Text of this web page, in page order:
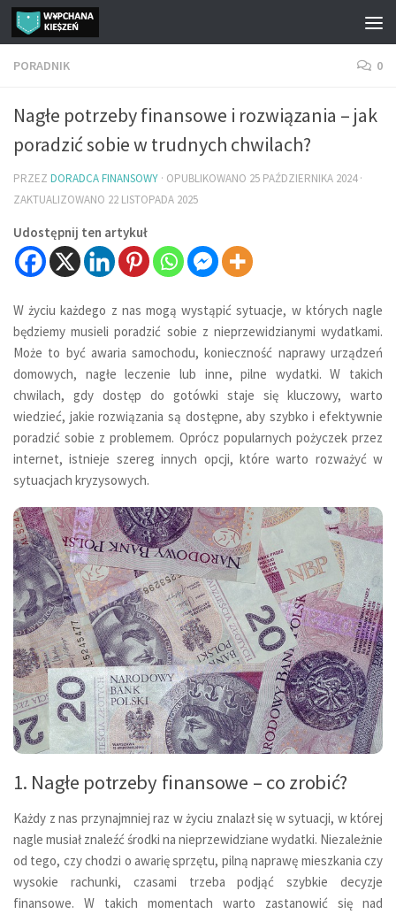
Przejdź do treści
PORADNIK 0
Nagłe potrzeby finansowe i rozwiązania – jak
poradzić sobie w trudnych chwilach?
PRZEZ DORADCA FINANSOWY · OPUBLIKOWANO 25 PAŹDZIERNIKA 2024·
ZAKTUALIZOWANO 22 LISTOPADA 2025
Udostępnij ten artykuł
W życiu każdego z nas mogą wystąpić sytuacje, w których nagle
będziemy musieli poradzić sobie z nieprzewidzianymi wydatkami.
Może to być awaria samochodu, konieczność naprawy urządzeń
domowych, nagłe leczenie lub inne, pilne wydatki. W takich
chwilach, gdy dostęp do gotówki staje się kluczowy, warto
wiedzieć, jakie rozwiązania są dostępne, aby szybko i efektywnie
poradzić sobie z problemem. Oprócz popularnych pożyczek przez
internet, istnieje szereg innych opcji, które warto rozważyć w
sytuacjach kryzysowych.
1. Nagłe potrzeby finansowe – co zrobić?
Każdy z nas przynajmniej raz w życiu znalazł się w sytuacji, w której
nagle musiał znaleźć środki na nieprzewidziane wydatki. Niezależnie
od tego, czy chodzi o awarię sprzętu, pilną naprawę mieszkania czy
wysokie rachunki, czasami trzeba podjąć szybkie decyzje
finansowe. W takich momentach warto zastanowić się nad